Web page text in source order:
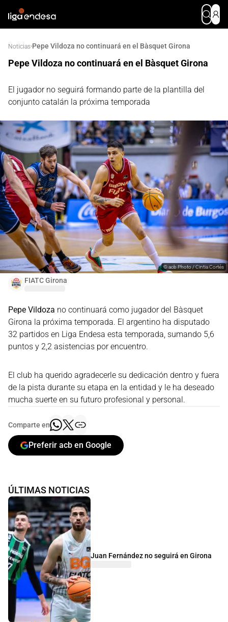
Noticias·Pepe Vildoza no continuará en el Bàsquet Girona
Pepe Vildoza no continuará en el Bàsquet Girona
El jugador no seguirá formando parte de la plantilla del
conjunto catalán la próxima temporada
FIATC Girona
©acb Photo / Cintia Cortés
Pepe Vildoza no continuará como jugador del Bàsquet
Girona la próxima temporada. El argentino ha disputado
32 partidos en Liga Endesa esta temporada, sumando 5,6
puntos y 2,2 asistencias por encuentro.
El club ha querido agradecerle su dedicación dentro y fuera
de la pista durante su etapa en la entidad y le ha deseado
mucha suerte en su futuro profesional y personal.
Comparte en
Preferir acb en Google
ÚLTIMAS NOTICIAS
Juan Fernández no seguirá en Girona